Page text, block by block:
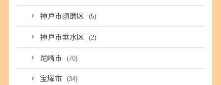
神戸市須磨区 (5)
神戸市垂水区 (2)
尼崎市 (70)
宝塚市 (34)